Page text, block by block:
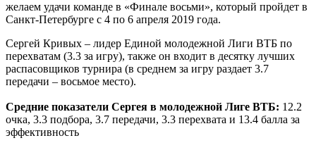
желаем удачи команде в «Финале восьми», который пройдет в
Санкт-Петербурге с 4 по 6 апреля 2019 года.
Сергей Кривых – лидер Единой молодежной Лиги ВТБ по
перехватам (3.3 за игру), также он входит в десятку лучших
распасовщиков турнира (в среднем за игру раздает 3.7
передачи – восьмое место).
Средние показатели Сергея в молодежной Лиге ВТБ: 12.2
очка, 3.3 подбора, 3.7 передачи, 3.3 перехвата и 13.4 балла за
эффективность